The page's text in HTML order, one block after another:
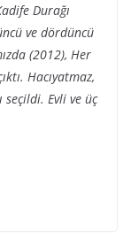
Durağı
ve dördüncü
(2012), Her
Hacıyatmaz,
seçildi. Evli ve üç